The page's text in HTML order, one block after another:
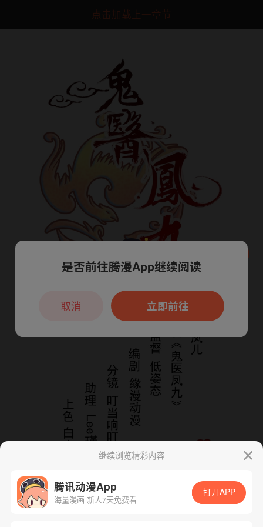
点击加载上一章节
App免费看
继续浏览精彩内容
腾讯动漫App
海量漫画 新人7天免费看
打开APP
本章节仅支持App阅读，可打开App新用
户7天免费看
是否前往腾漫App继续阅读
立即前往
取消